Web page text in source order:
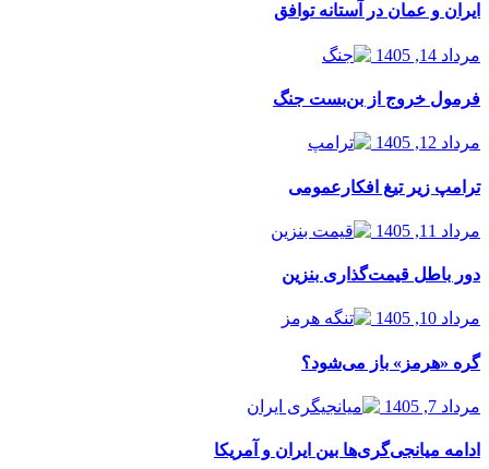
ایران و عمان در آستانه توافق
مرداد 14, 1405
فرمول خروج از بن‌بست جنگ
مرداد 12, 1405
ترامپ زیر تیغ افکارعمومی
مرداد 11, 1405
دور باطل قیمت‌گذاری بنزین
مرداد 10, 1405
گره «هرمز» باز می‌شود؟
مرداد 7, 1405
ادامه میانجی‌گری‌ها بین ایران و آمریکا